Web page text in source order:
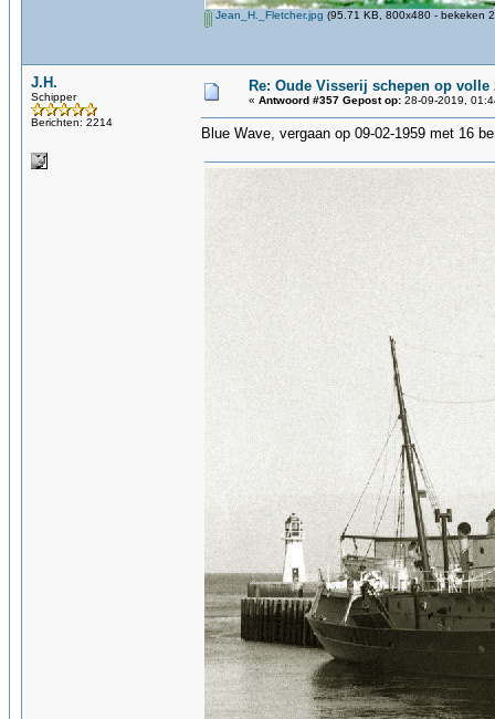
Jean_H._Fletcher.jpg (95.71 KB, 800x480 - bekeken
J.H.
Schipper
Berichten: 2214
Re: Oude Visserij schepen op volle
« Antwoord #357 Gepost op: 28-09-2019,
Blue Wave, vergaan op 09-02-1959 met 16